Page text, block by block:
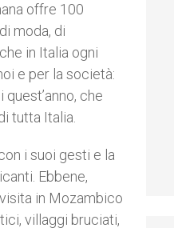
offre 100
moda, di
in Italia ogni
e per la società:
che
tutta Italia.
i suoi gesti e la
Ebbene,
in Mozambico
villaggi bruciati,